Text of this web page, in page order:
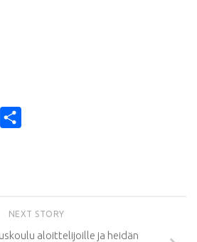
WhatsApp
NEXT STORY
aloittelijoille ja heidän